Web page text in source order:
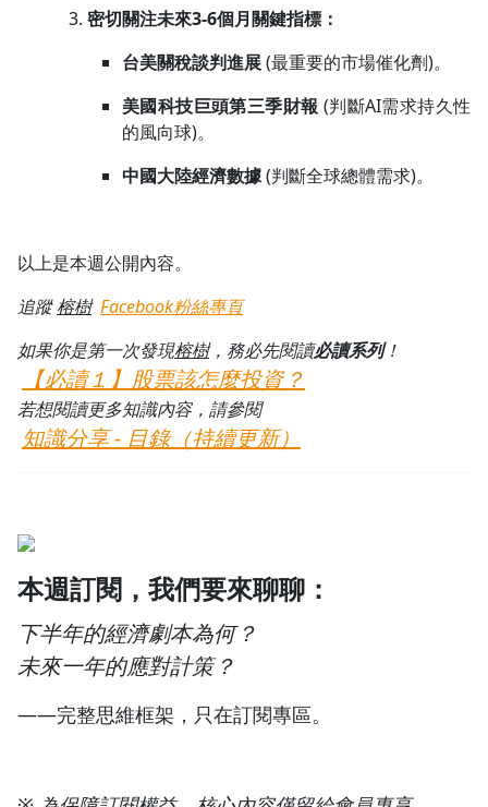
密切關注未來3-6個月關鍵指標：
台美關稅談判進展(最重要的市場催化劑)。
美國科技巨頭第三季財報 (判斷AI需求持久性
的風向球)。
中國大陸經濟數據(判斷全球總體需求)。
以上是本週公開內容。
追蹤榕樹 Facebook粉絲專頁
如果你是第一次發現榕樹，務必先閱讀必讀系列！
【必讀１】股票該怎麼投資？
若想閱讀更多知識內容，請參閱
知識分享 - 目錄（持續更新）
本週訂閱，我們要來聊聊：
下半年的經濟劇本為何？
未來一年的應對計策？
——完整思維框架，只在訂閱專區。